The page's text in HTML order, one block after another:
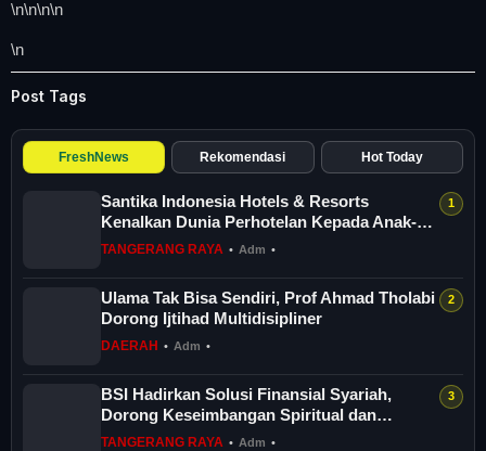
\n\n\n\n
\n
Post Tags
FreshNews Rekomendasi Hot Today
Santika Indonesia Hotels & Resorts
Kenalkan Dunia Perhotelan Kepada Anak-
anak As...
TANGERANG RAYA • Adm •
Ulama Tak Bisa Sendiri, Prof Ahmad Tholabi
Dorong Ijtihad Multidisipliner
DAERAH • Adm •
BSI Hadirkan Solusi Finansial Syariah,
Dorong Keseimbangan Spiritual dan
Sosial...
TANGERANG RAYA • Adm •